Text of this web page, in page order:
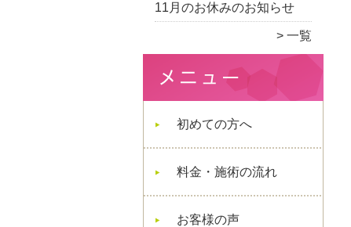
11月のお休みのお知らせ
一覧
初めての方へ
料金・施術の流れ
お客様の声